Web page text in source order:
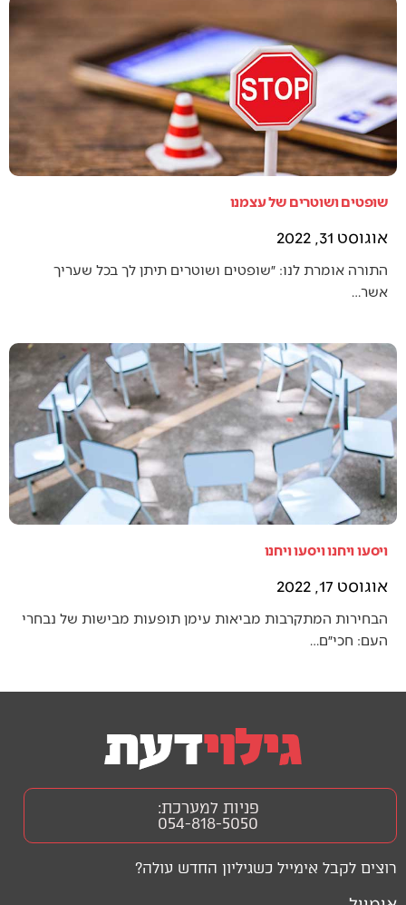
שופטים ושוטרים של עצמנו
אוגוסט 31, 2022
התורה אומרת לנו: ״שופטים ושוטרים תיתן לך בכל שעריך
אשר…
ויסעו ויחנו ויסעו ויחנו
אוגוסט 17, 2022
הבחירות המתקרבות מביאות עימן תופעות מבישות של נבחרי
העם: חכי״ם…
רוצים לקבל אימייל כשגיליון החדש עולה?
פניות למערכת:
054-818-5050